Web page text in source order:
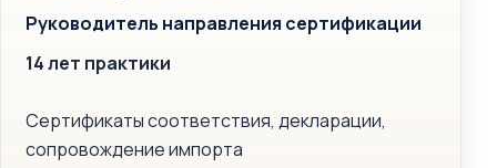
Руководитель направления сертификации
14 лет практики
Сертификаты соответствия, декларации,
сопровождение импорта